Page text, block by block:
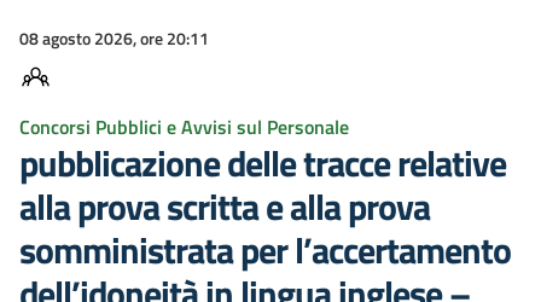
08 agosto 2026, ore 20:11
Concorsi Pubblici e Avvisi sul Personale
pubblicazione delle tracce relative
alla prova scritta e alla prova
somministrata per l’accertamento